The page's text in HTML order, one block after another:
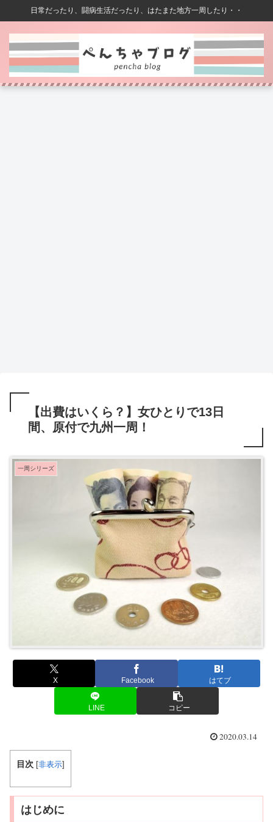
日常だったり、闘病生活だったり、はたまた地方一周したり・・
【出費はいくら？】女ひとりで13日
間、原付で九州一周！
一周シリーズ
X Facebook はてブ
LINE コピー
2020.03.14
目次 [非表示]
はじめに